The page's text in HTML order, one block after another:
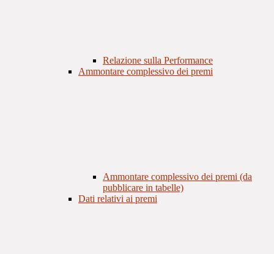
Relazione sulla Performance
Ammontare complessivo dei premi
Ammontare complessivo dei premi (da
pubblicare in tabelle)
Dati relativi ai premi